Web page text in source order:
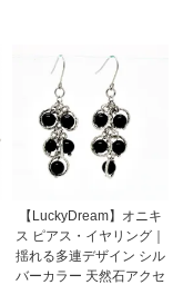
【LuckyDream】オニキ
ス ピアス・イヤリング｜
揺れる多連デザイン シル
バーカラー 天然石アクセ